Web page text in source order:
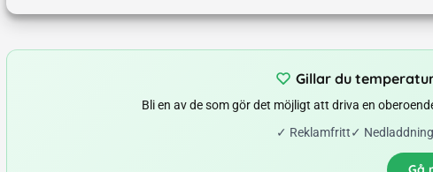
Gillar du
Bli en av de som gör det möjligt att driva en
✓ Reklamfritt✓